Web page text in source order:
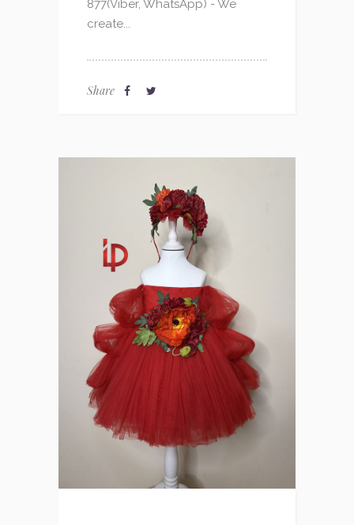
877(Viber, WhatsApp) - We
create...
Share